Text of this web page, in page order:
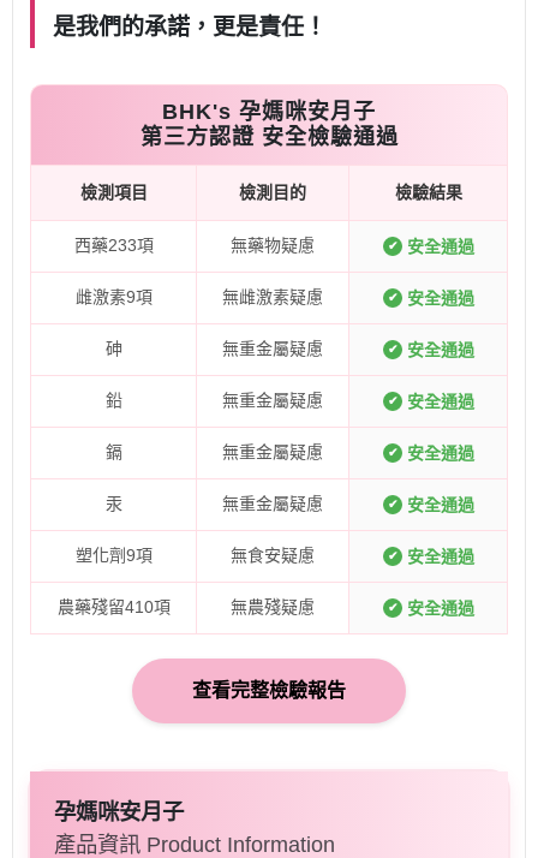
是我們的承諾，更是責任！
BHK's 孕媽咪安月子
第三方認證 安全檢驗通過
檢測項目 檢測目的 檢驗結果
西藥233項 無藥物疑慮 ✔ 安全通過
雌激素9項 無雌激素疑慮 ✔ 安全通過
砷 無重金屬疑慮 ✔ 安全通過
鉛 無重金屬疑慮 ✔ 安全通過
鎘 無重金屬疑慮 ✔ 安全通過
汞 無重金屬疑慮 ✔ 安全通過
塑化劑9項 無食安疑慮 ✔ 安全通過
農藥殘留410項 無農殘疑慮 ✔ 安全通過
查看完整檢驗報告
孕媽咪安月子
產品資訊 Product Information